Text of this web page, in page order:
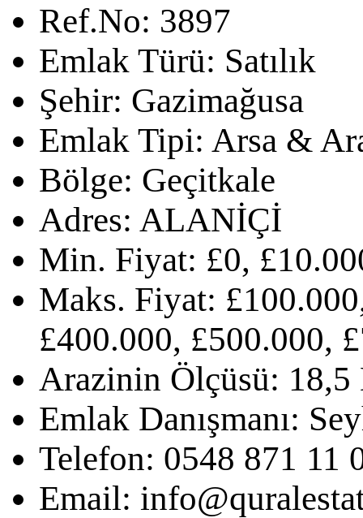
Ref.No: 3897
Emlak Türü: Satılık
Şehir: Gazimağusa
Emlak Tipi: Arsa &
Bölge: Geçitkale
Adres: ALANİÇİ
Min. Fiyat: £0,
Maks. Fiyat:
£400.000, £500.000,
Arazinin Ölçüsü:
Emlak Danışmanı:
Telefon: 0548 871 11
Email: